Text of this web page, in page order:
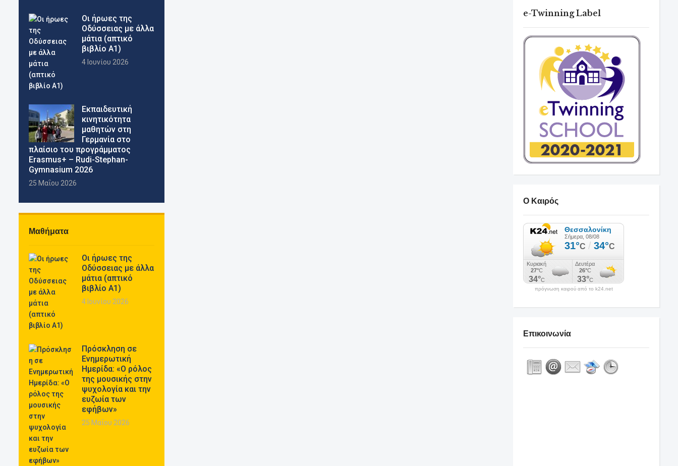
Οι ήρωες της
Οδύσσειας με άλλα
μάτια (απτικό
βιβλίο Α1)
4 Ιουνίου 2026
Εκπαιδευτική
κινητικότητα
μαθητών στη
Γερμανία στο
πλαίσιο του προγράμματος
Erasmus+ – Rudi-Stephan-
Gymnasium 2026
25 Μαΐου 2026
Μαθήματα
Οι ήρωες της
Οδύσσειας με άλλα
μάτια (απτικό
βιβλίο Α1)
4 Ιουνίου 2026
Πρόσκληση σε
Ενημερωτική
Ημερίδα: «Ο ρόλος
της μουσικής στην
ψυχολογία και την
ευζωία των
εφήβων»
25 Μαΐου 2026
e-Twinning Label
Ο Καιρός
πρόγνωση καιρού από το k24.net
Επικοινωνία